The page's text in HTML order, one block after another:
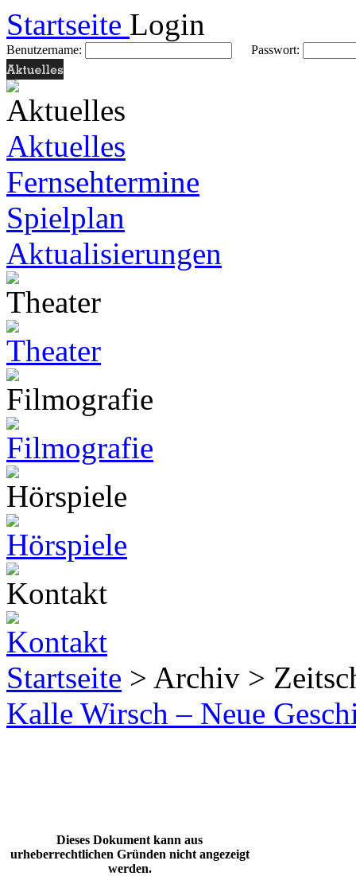
Startseite Login
Benutzername: Passwort:
Aktuelles
Fernsehtermine
Spielplan
Aktualisierungen
Startseite > Archiv >
Kalle Wirsch – Neue
Dieses Dokument kann aus
urheberrechtlichen Gründen nicht angezeigt
werden.